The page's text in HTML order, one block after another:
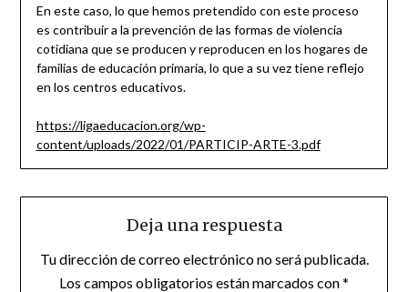
En este caso, lo que hemos pretendido con este proceso
es contribuir a la prevención de las formas de violencia
cotidiana que se producen y reproducen en los hogares de
familias de educación primaria, lo que a su vez tiene reflejo
en los centros educativos.
https://ligaeducacion.org/wp-
content/uploads/2022/01/PARTICIP-ARTE-3.pdf
Deja una respuesta
Tu dirección de correo electrónico no será publicada.
Los campos obligatorios están marcados con*